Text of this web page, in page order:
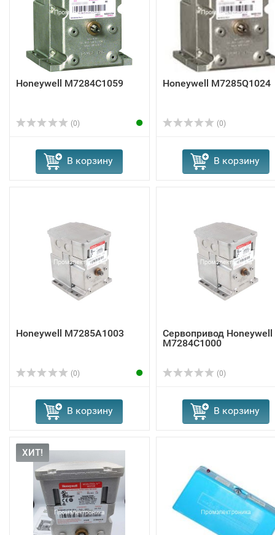
Honeywell M7284C1059
(0)
В корзину
Honeywell M7285Q1024
(0)
В корзину
Honeywell M7285A1003
(0)
В корзину
Сервопривод Honeywell
M7284C1000
(0)
В корзину
ХИТ!